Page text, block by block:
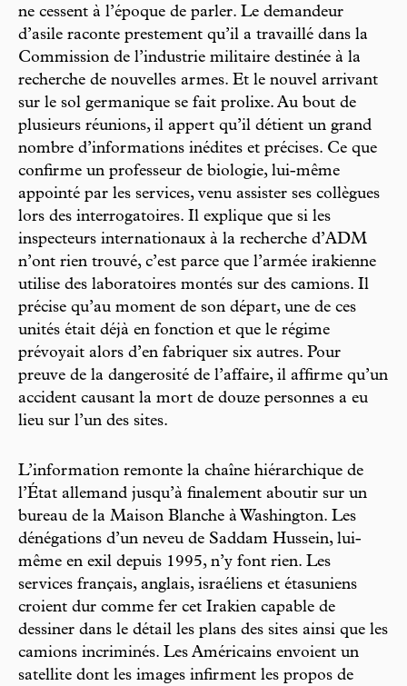
ne cessent à l’époque de parler. Le demandeur
d’asile raconte prestement qu’il a travaillé dans la
Commission de l’industrie militaire destinée à la
recherche de nouvelles armes. Et le nouvel arrivant
sur le sol germanique se fait prolixe. Au bout de
plusieurs réunions, il appert qu’il détient un grand
nombre d’informations inédites et précises. Ce que
confirme un professeur de biologie, lui-même
appointé par les services, venu assister ses collègues
lors des interrogatoires. Il explique que si les
inspecteurs internationaux à la recherche d’ADM
n’ont rien trouvé, c’est parce que l’armée irakienne
utilise des laboratoires montés sur des camions. Il
précise qu’au moment de son départ, une de ces
unités était déjà en fonction et que le régime
prévoyait alors d’en fabriquer six autres. Pour
preuve de la dangerosité de l’affaire, il affirme qu’un
accident causant la mort de douze personnes a eu
lieu sur l’un des sites.
L’information remonte la chaîne hiérarchique de
l’État allemand jusqu’à finalement aboutir sur un
bureau de la Maison Blanche à Washington. Les
dénégations d’un neveu de Saddam Hussein, lui-
même en exil depuis 1995, n’y font rien. Les
services français, anglais, israéliens et étasuniens
croient dur comme fer cet Irakien capable de
dessiner dans le détail les plans des sites ainsi que les
camions incriminés. Les Américains envoient un
satellite dont les images infirment les propos de